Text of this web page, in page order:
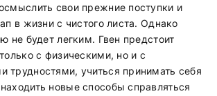
свои прежние поступки и
в жизни с чистого листа. Однако
не будет легким. Гвен предстоит
с физическими, но и с
трудностями, учиться принимать себя
новые способы справляться